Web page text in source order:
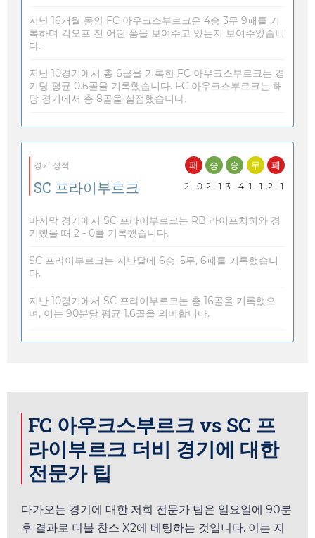
지난 16개월 동안 FC 아우크스부르크은 4승 3무 9패를 기
록하며 킥오프 전 어떤 폼을 보여주고 있는지 보여주었습니
다.
지난 10경기에서 총 6골을 기록한 FC 아우크스부르크는 경
기당 평균 0.6골을 기록했습니다. FC 아우크스부르크는 해
당 경기에서 총 8골을 실점했습니다.
경기 성적
SC 프라이부르크
패
2 - 0
승
2 - 1
승
3 - 4
무
1 - 1
패
2 - 1
마지막 경기에서 SC 프라이부르크는 RB 라이프치히와 경
기했을 때 2 - 0를 기록했습니다.
SC 프라이부르크는 지난달에 6승, 5무, 6패를 기록했습니
다.
지난 10경기에서 SC 프라이부르크는 총 16골을 기록했으
며, 이는 90분당 평균 1.6골을 의미합니다.
FC 아우크스부르크 vs SC 프
라이부르크 더비 경기에 대한
전문가 팁
다가오는 경기에 대한 저희 전문가 팁은 일요일에 90분
후 결과로 더블 찬스 X2에 베팅하는 것입니다. 이는 지